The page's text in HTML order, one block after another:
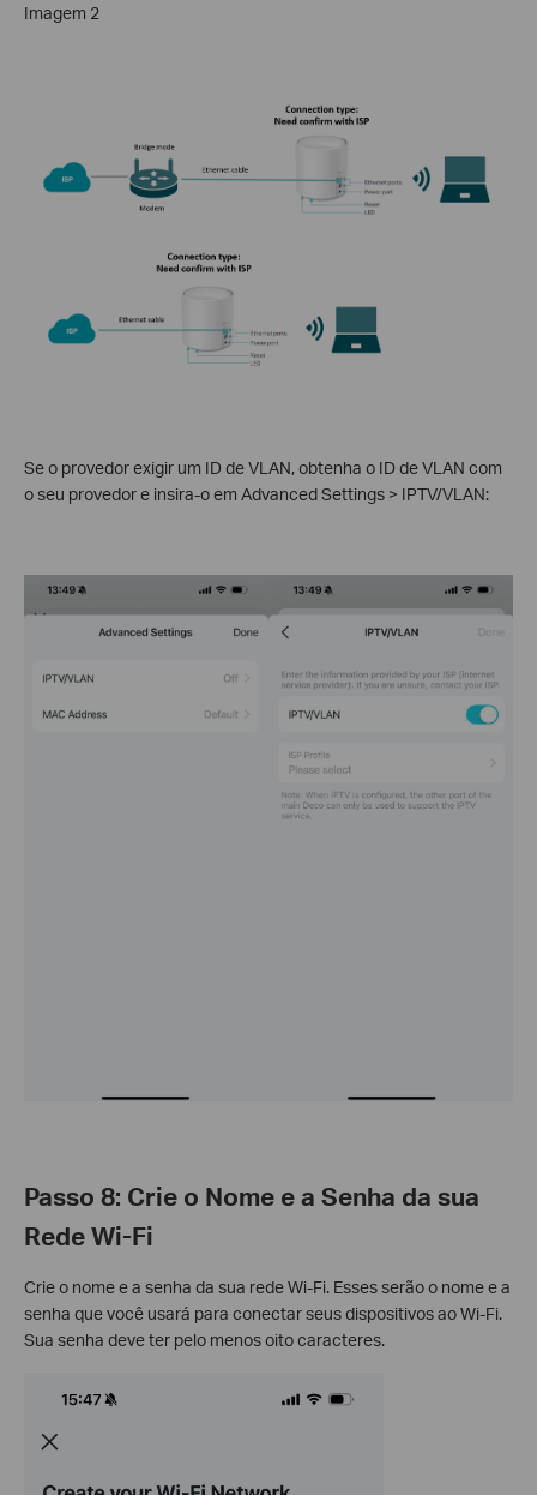
Imagem 2
Se o provedor exigir um ID de VLAN, obtenha o ID de VLAN com
o seu provedor e insira-o em Advanced Settings > IPTV/VLAN:
Passo 8: Crie o Nome e a Senha da sua
Rede Wi-Fi
Crie o nome e a senha da sua rede Wi-Fi. Esses serão o nome e a
senha que você usará para conectar seus dispositivos ao Wi-Fi.
Sua senha deve ter pelo menos oito caracteres.